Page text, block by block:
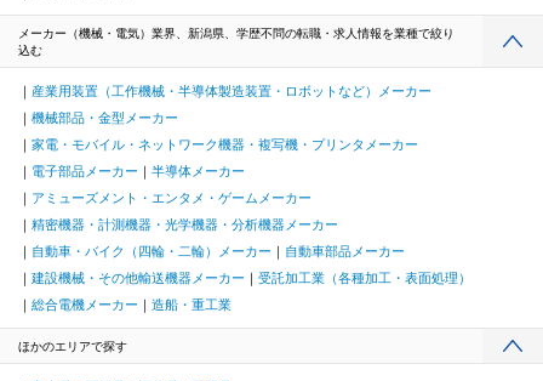
メーカー（機械・電気）業界、新潟県、学歴不問の転職・求人情報を業種で絞り
込む
産業用装置（工作機械・半導体製造装置・ロボットなど）メーカー
機械部品・金型メーカー
家電・モバイル・ネットワーク機器・複写機・プリンタメーカー
電子部品メーカー
半導体メーカー
アミューズメント・エンタメ・ゲームメーカー
精密機器・計測機器・光学機器・分析機器メーカー
自動車・バイク（四輪・二輪）メーカー
自動車部品メーカー
建設機械・その他輸送機器メーカー
受託加工業（各種加工・表面処理）
総合電機メーカー
造船・重工業
ほかのエリアで探す